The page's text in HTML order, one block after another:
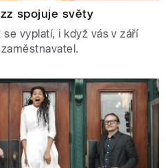
spojuje světy
vyplatí, i když vás v září